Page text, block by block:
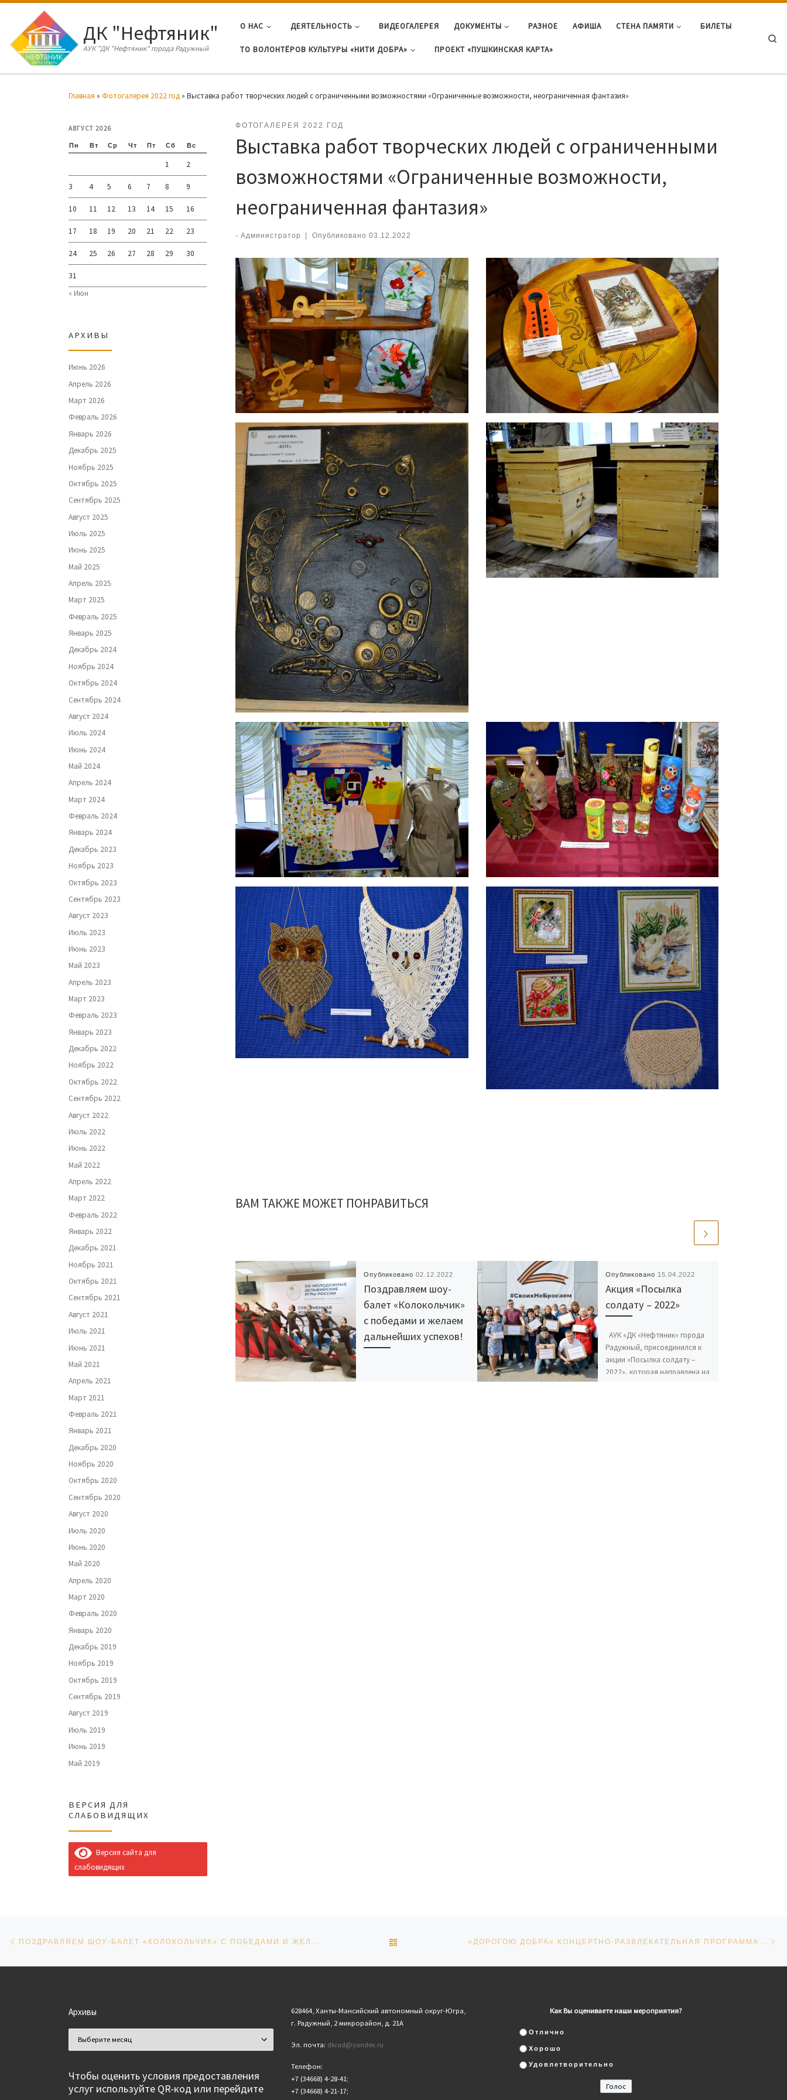
Перейти к содержимому
ДК "Нефтяник"
АУК "ДК "Нефтяник" города Радужный
О НАС ДЕЯТЕЛЬНОСТЬ ВИДЕОГАЛЕРЕЯ ДОКУМЕНТЫ РАЗНОЕ АФИША СТЕНА ПАМЯТИ БИЛЕТЫ
ТО ВОЛОНТЁРОВ КУЛЬТУРЫ «НИТИ ДОБРА» ПРОЕКТ «ПУШКИНСКАЯ КАРТА»
Главная » Фотогалерея 2022 год » Выставка работ творческих людей с ограниченными возможностями «Ограниченные возможности, неограниченная фантазия»
ФОТОГАЛЕРЕЯ 2022 ГОД
Выставка работ творческих людей с ограниченными
возможностями «Ограниченные возможности,
неограниченная фантазия»
- Администратор Опубликовано 03.12.2022
ВАМ ТАКЖЕ МОЖЕТ ПОНРАВИТЬСЯ
Опубликовано02.12.2022
Поздравляем шоу-
балет «Колокольчик»
с победами и желаем
дальнейших успехов!
Опубликовано 15.04.2022
Акция «Посылка
солдату – 2022»
АУК «ДК «Нефтяник» города
Радужный, присоединился к
акции «Посылка солдату –
2022», которая направлена на
АВГУСТ 2026
Пн Вт Ср Чт Пт Сб Вс
1 2
3 4 5 6 7 8 9
10 11 12 13 14 15 16
17 18 19 20 21 22 23
24 25 26 27 28 29 30
31
« Июн
АРХИВЫ
Июнь 2026
Апрель 2026
Март 2026
Февраль 2026
Январь 2026
Декабрь 2025
Ноябрь 2025
Октябрь 2025
Сентябрь 2025
Август 2025
Июль 2025
Июнь 2025
Май 2025
Апрель 2025
Март 2025
Февраль 2025
Январь 2025
Декабрь 2024
Ноябрь 2024
Октябрь 2024
Сентябрь 2024
Август 2024
Июль 2024
Июнь 2024
Май 2024
Апрель 2024
Март 2024
Февраль 2024
Январь 2024
Декабрь 2023
Ноябрь 2023
Октябрь 2023
Сентябрь 2023
Август 2023
Июль 2023
Июнь 2023
Май 2023
Апрель 2023
Март 2023
Февраль 2023
Январь 2023
Декабрь 2022
Ноябрь 2022
Октябрь 2022
Сентябрь 2022
Август 2022
Июль 2022
Июнь 2022
Май 2022
Апрель 2022
Март 2022
Февраль 2022
Январь 2022
Декабрь 2021
Ноябрь 2021
Октябрь 2021
Сентябрь 2021
Август 2021
Июль 2021
Июнь 2021
Май 2021
Апрель 2021
Март 2021
Февраль 2021
Январь 2021
Декабрь 2020
Ноябрь 2020
Октябрь 2020
Сентябрь 2020
Август 2020
Июль 2020
Июнь 2020
Май 2020
Апрель 2020
Март 2020
Февраль 2020
Январь 2020
Декабрь 2019
Ноябрь 2019
Октябрь 2019
Сентябрь 2019
Август 2019
Июль 2019
Июнь 2019
Май 2019
ВЕРСИЯ ДЛЯ
СЛАБОВИДЯЩИХ
Версия сайта для
слабовидящих
Навигация по записям ОБРАТНО К СПИСКУ ЗАПИСЕЙ
Архивы
Чтобы оценить условия предоставления
услуг используйте QR-код или перейдите
628464, Ханты-Мансийский автономный округ-Югра,
г. Радужный, 2 микрорайон, д. 21А
Эл. почта: dkrad@yandex.ru
Телефон:
+7 (34668) 4-28-41;
+7 (34668) 4-21-17;
Как Вы оцениваете наши мероприятия?
Отлично
Хорошо
Удовлетворительно